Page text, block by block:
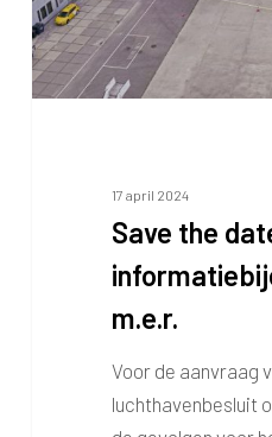
17 april 2024
Save the
m.e.r.
Voor de aanvraag
luchthavenbesluit